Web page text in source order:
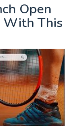
Open
With This